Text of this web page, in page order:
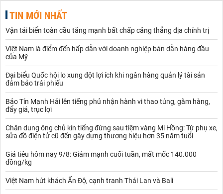
TIN MỚI NHẤT
Vận tải biển toàn cầu tăng mạnh bất chấp căng thẳng địa chính trị
Việt Nam là điểm đến hấp dẫn với doanh nghiệp bán dẫn hàng đầu
của Mỹ
Đại biểu Quốc hội lo xung đột lợi ích khi ngân hàng quản lý tài sản
đảm bảo trái phiếu
Bảo Tín Mạnh Hải lên tiếng phủ nhận hành vi thao túng, găm hàng,
đẩy giá, trục lợi
Chân dung ông chủ kín tiếng đứng sau tiệm vàng Mi Hồng: Từ phụ xe,
sửa đồ điện tử cũ đến gây dựng thương hiệu hơn 35 năm tuổi
Giá tiêu hôm nay 9/8: Giảm mạnh cuối tuần, mất mốc 140.000
đồng/kg
Việt Nam hút khách Ấn Độ, cạnh tranh Thái Lan và Bali